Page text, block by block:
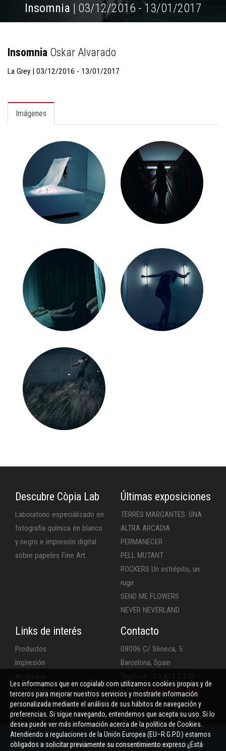
Insomnia | 03/12/2016 - 13/01/2017
Insomnia Oskar Alvarado
La Grey | 03/12/2016 - 13/01/2017
Imágenes
Descubre Còpia Lab
Laboratorio especializado en
fotografía química en blanco
y negro e impresión digital
sobre papeles Fine Art.
Últimas exposiciones
TERRES MARGANTES. UNA
ALTRA ARCADIA
PERMANECER
PELL MUTANT
ROCKERS Un estrépito, un
rugir
SEND ME FLOWERS
NEVER NEVERLAND
Links de interés
Productos
Impresión
Contactar
Copias online
Contacto
08006 C/ Sèneca, 5
Barcelona, Spain
lab@copialab.com
© 2016 Còpia Lab. Todos los derechos reservados | Política De
Les informamos que en copialab.com utilizamos cookies propias y de
terceros para mejorar nuestros servicios y mostrarle información
personalizada mediante el análisis de sus hábitos de navegación y
preferencias. Si sigue navegando, entendemos que acepta su uso. Si lo
desea puede ver más información acerca de la política de Cookies.
Atendiendo a regulaciones de la Unión Europea (EU–R.G.P.D.) estamos
obligados a solicitar previamente su consentimiento expreso ¿Está